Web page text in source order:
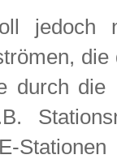
jedoch
durch die